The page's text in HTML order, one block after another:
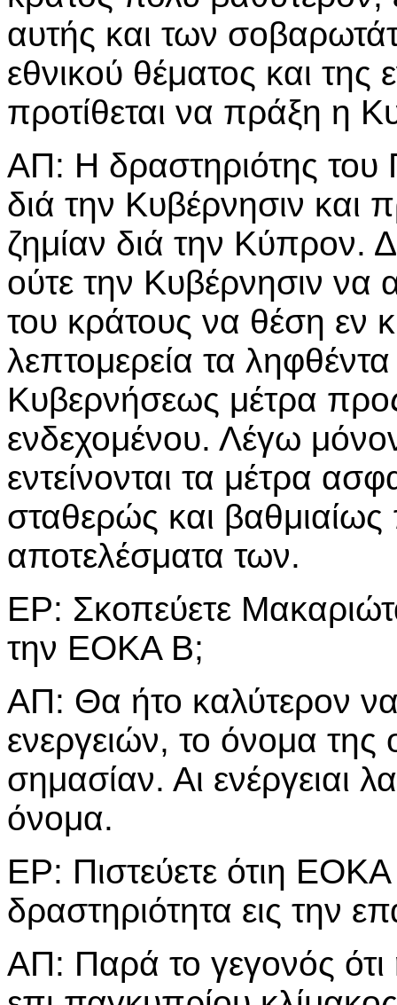
αυτής και των
εθνικού θέματος και της
προτίθεται να πράξη η
ΑΠ: Η δραστηριότης του
διά την Κυβέρνησιν
ζημίαν διά την Κύπρον.
ούτε την Κυβέρνησιν να
του κράτους να θέση εν
λεπτομερεία τα
Κυβερνήσεως μέτρα
ενδεχομένου. Λέγω μόνον
εντείνονται τα μέτρα
σταθερώς και βαθμιαίως
αποτελέσματα των.
ΕΡ: Σκοπεύετε
την ΕΟΚΑ Β;
ΑΠ: Θα ήτο καλύτερον
ενεργειών, το όνομα
σημασίαν. Αι ενέργειαι
όνομα.
ΕΡ: Πιστεύετε ότιη
δραστηριότητα εις την
ΑΠ: Παρά το γεγονός